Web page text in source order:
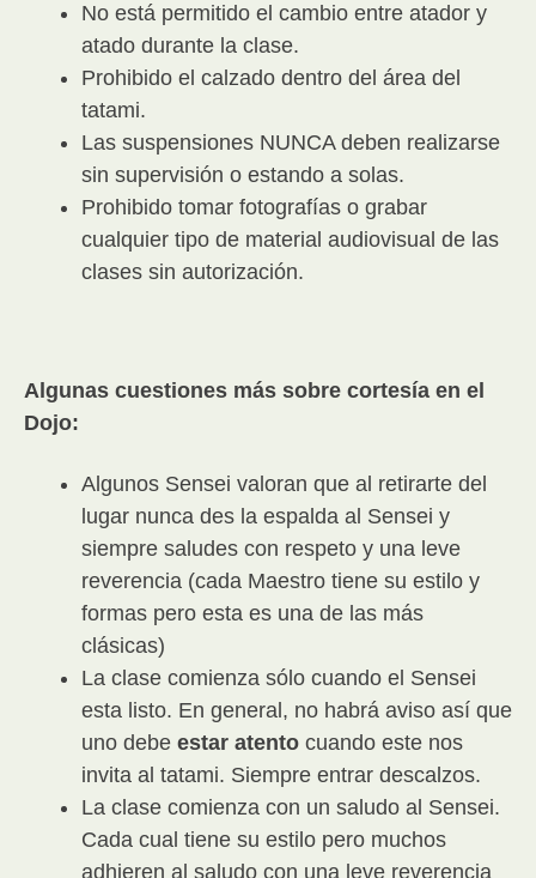
No está permitido el cambio entre atador y
atado durante la clase.
Prohibido el calzado dentro del área del
tatami.
Las suspensiones NUNCA deben realizarse
sin supervisión o estando a solas.
Prohibido tomar fotografías o grabar
cualquier tipo de material audiovisual de las
clases sin autorización.
Algunas cuestiones más sobre cortesía en el
Dojo:
Algunos Sensei valoran que al retirarte del
lugar nunca des la espalda al Sensei y
siempre saludes con respeto y una leve
reverencia (cada Maestro tiene su estilo y
formas pero esta es una de las más
clásicas)
La clase comienza sólo cuando el Sensei
esta listo. En general, no habrá aviso así que
uno debe estar atento cuando este nos
invita al tatami. Siempre entrar descalzos.
La clase comienza con un saludo al Sensei.
Cada cual tiene su estilo pero muchos
adhieren al saludo con una leve reverencia